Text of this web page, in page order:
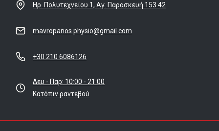
Ηρ. Πολυτεχνείου 1, Αγ. Παρασκευή 153 42
mavropanos.physio@gmail.com
+30 210 6086126
Δευ - Παρ: 10:00 - 21:00
Κατόπιν ραντεβού